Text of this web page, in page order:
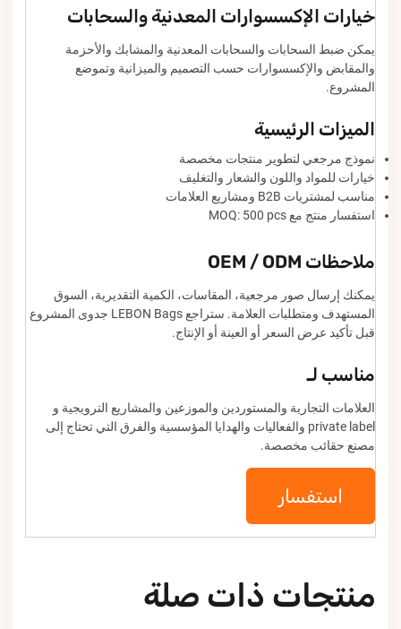
خيارات الإكسسوارات المعدنية والسحابات
يمكن ضبط السحابات والسحابات المعدنية والمشابك والأحزمة
والمقابض والإكسسوارات حسب التصميم والميزانية وتموضع
المشروع.
الميزات الرئيسية
نموذج مرجعي لتطوير منتجات مخصصة
خيارات للمواد واللون والشعار والتغليف
مناسب لمشتريات B2B ومشاريع العلامات
استفسار منتج مع MOQ: 500 pcs
ملاحظات OEM / ODM
يمكنك إرسال صور مرجعية، المقاسات، الكمية التقديرية، السوق
المستهدف ومتطلبات العلامة. ستراجع LEBON Bags جدوى المشروع
قبل تأكيد عرض السعر أو العينة أو الإنتاج.
مناسب لـ
العلامات التجارية والمستوردين والموزعين والمشاريع الترويجية و
private label والفعاليات والهدايا المؤسسية والفرق التي تحتاج إلى
مصنع حقائب مخصصة.
استفسار
منتجات ذات صلة